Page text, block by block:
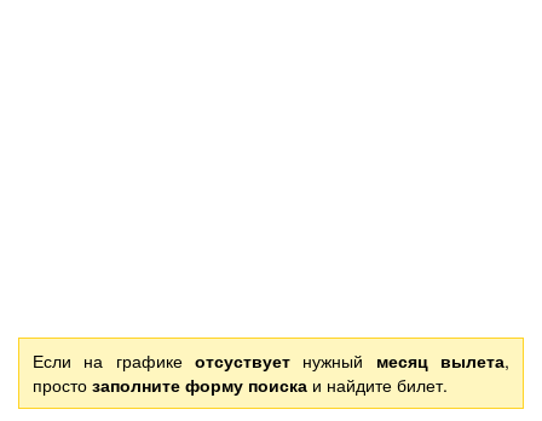
Если на графике отсуствует нужный месяц вылета,
простозаполните форму поиска и найдите билет.